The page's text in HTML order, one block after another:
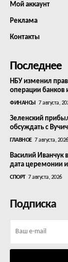
Мой аккаунт
Реклама
Контакты
Последнее
НБУ изменил
операции банков
ФИНАНСЫ 7 августа,
Зеленский
обсуждать с
ГЛАВНОЕ 7 августа, 2026
Василий Иванчук
дата церемонии
СПОРТ 7 августа, 2026
Подписка